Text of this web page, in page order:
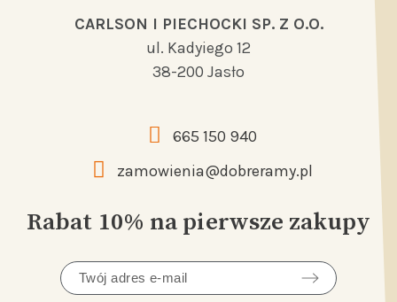
CARLSON I PIECHOCKI SP. Z O.O.
ul. Kadyiego 12
38-200 Jasło
665 150 940
zamowienia@dobreramy.pl
Rabat 10% na pierwsze zakupy